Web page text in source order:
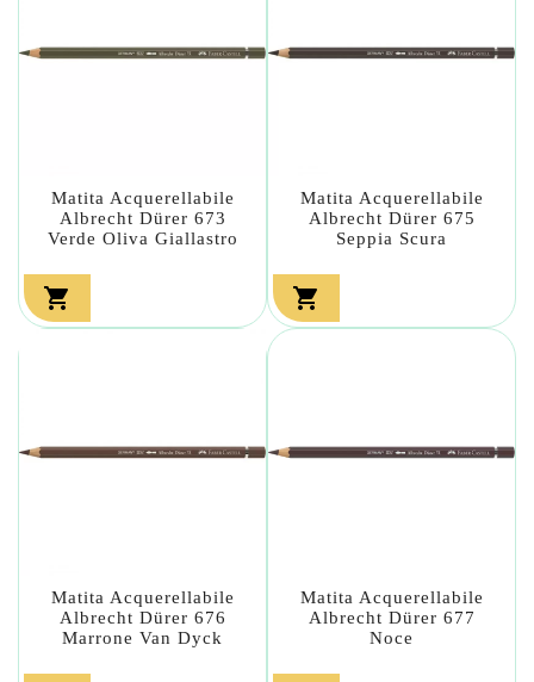
Matita Acquerellabile
Albrecht Dürer 673
Verde Oliva Giallastro

Matita Acquerellabile
Albrecht Dürer 675
Seppia Scura

Matita Acquerellabile
Albrecht Dürer 676
Marrone Van Dyck
Matita Acquerellabile
Albrecht Dürer 677
Noce